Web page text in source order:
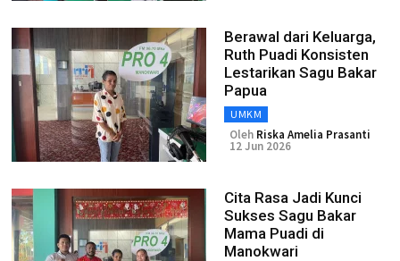
Berawal dari Keluarga,
Ruth Puadi Konsisten
Lestarikan Sagu Bakar
Papua
UMKM
Oleh Riska Amelia Prasanti
12 Jun 2026
Cita Rasa Jadi Kunci
Sukses Sagu Bakar
Mama Puadi di
Manokwari